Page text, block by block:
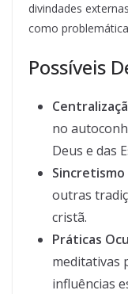
divindades
como
Possíveis
no
Deus e das
Sincretismo
outras
cristã.
Práticas
meditativas
influências